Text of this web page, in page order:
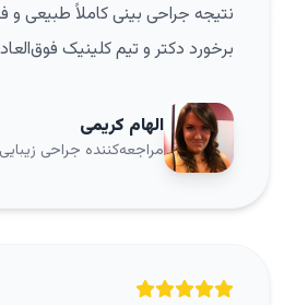
نتیجه جراحی بینی کاملاً طبیعی و
برخورد دکتر و تیم کلینیک
الهام کریمی
مراجعه‌کننده جراحی زیبایی